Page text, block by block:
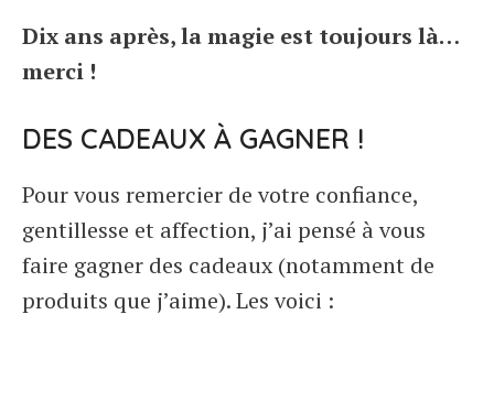
Dix ans après, la magie est toujours là…
merci !
DES CADEAUX À GAGNER !
Pour vous remercier de votre confiance,
gentillesse et affection, j’ai pensé à vous
faire gagner des cadeaux (notamment de
produits que j’aime). Les voici :